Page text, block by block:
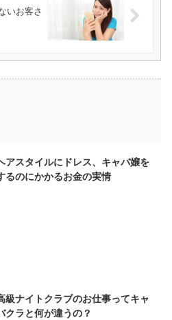
いお客さ
アスタイルにドレス、キャバ嬢を
るのにかかるお金の実情
級ナイトクラブのお仕事ってキャ
クラと何が違うの？